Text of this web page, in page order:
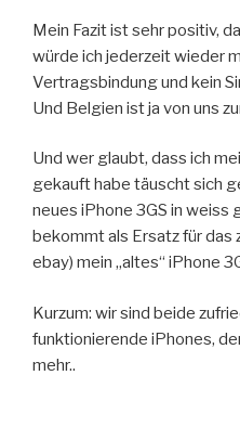
Mein Fazit ist sehr positiv,
würde ich jederzeit wieder
Vertragsbindung und kein
Und Belgien ist ja von uns
Und wer glaubt, dass ich
gekauft habe täuscht sich
neues iPhone 3GS in weiss
bekommt als Ersatz für das
ebay) mein „altes“ iPhone
Kurzum: wir sind beide
funktionierende iPhones,
mehr..